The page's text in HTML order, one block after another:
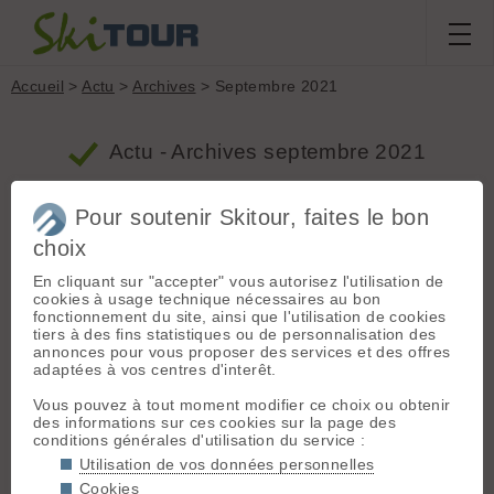
Accueil > Actu > Archives > Septembre 2021
Actu - Archives septembre 2021
1 vote
« Le Sommet des dieux » : Comment Jiro
Proposé par Jer le 22.09.21 à 15:40 :: www.lemonde.fr ::
906 vus ::
0 commentaires::Presse, télé et Web
Découvert en France au milieu des années 1990,
le dessinateur japonais mort en 2017 est considéré
bande dessinée intimiste.
»
Tuto pour devenir guide
Pour soutenir Skitour, faites le bon
choix
En cliquant sur "accepter" vous autorisez l'utilisation de
cookies à usage technique nécessaires au bon
fonctionnement du site, ainsi que l'utilisation de cookies
tiers à des fins statistiques ou de personnalisation des
annonces pour vous proposer des services et des offres
adaptées à vos centres d'interêt.
Vous pouvez à tout moment modifier ce choix ou obtenir
des informations sur ces cookies sur la page des
conditions générales d'utilisation du service :
Utilisation de vos données personnelles
Cookies